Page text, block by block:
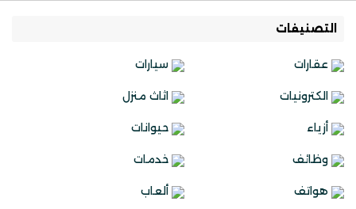
التصنيفات
عقارات سيارات
الكترونيات اثاث منزل
أزياء حيوانات
وظائف خدمات
هواتف ألعاب